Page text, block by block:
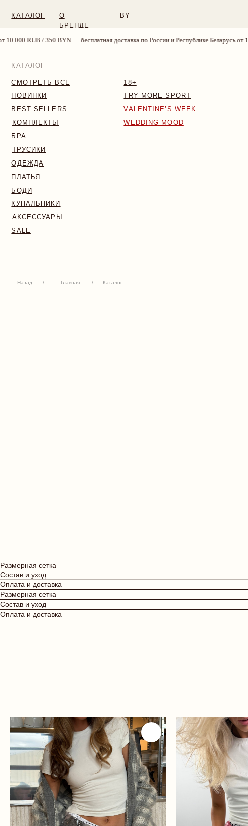
бесплатная доставка по России и Республике Беларусь от 10 000 RUB / 350 BYN
КАТАЛОГ
БРЕНДЕ
НОВИНКИ
BEST SELLERS
КОМПЛЕКТЫ
БРА
ТРУСИКИ
ОДЕЖДА
КУПАЛЬНИКИ
АКСЕССУАРЫ
SALE
TRY MORE SPORT
VALENTINE’S WEEK
WEDDING MOOD
Размерная сетка
Состав и уход
Оплата и доставка
Размерная сетка
Состав и уход
Оплата и доставка